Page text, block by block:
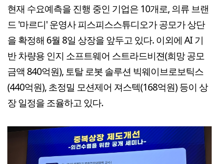
현재 수요예측을 진행 중인 기업은 10개로, 의류 브랜
드 '마르디' 운영사 피스피스스튜디오가 공모가 상단
을 확정해 6월 8일 상장을 앞두고 있다. 이외에 AI 기
반 차량용 인지 소프트웨어 스트라드비젼(희망 공모
금액 840억원), 토탈 로봇 솔루션 빅웨이브로보틱스
(440억원), 초정밀 모션제어 져스텍(168억원) 등이 상
장 일정을 조율하고 있다.